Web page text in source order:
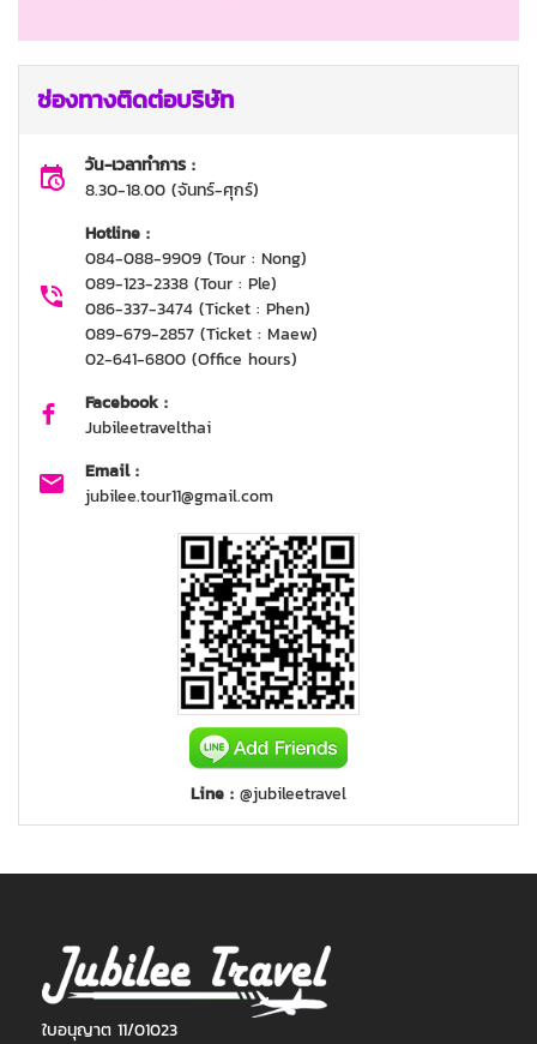
ช่องทางติดต่อบริษัท
วัน-เวลาทำการ :
8.30-18.00 (จันทร์-ศุกร์)
Hotline :
084-088-9909 (Tour : Nong)
089-123-2338 (Tour : Ple)
086-337-3474 (Ticket : Phen)
089-679-2857 (Ticket : Maew)
02-641-6800 (Office hours)
Facebook :
Jubileetravelthai
Email :
jubilee.tour11@gmail.com
Line : @jubileetravel
ใบอนุญาต 11/01023